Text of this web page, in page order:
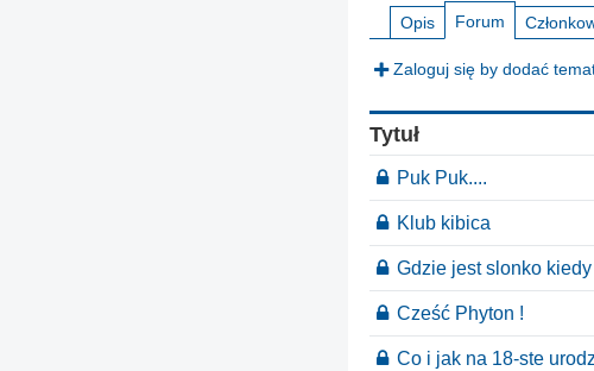
Opis Forum
Zaloguj się by dodać
Tytuł
Puk Puk....
Klub kibica
Gdzie jest slonko
Cześć Phyton !
Co i jak na 18-ste